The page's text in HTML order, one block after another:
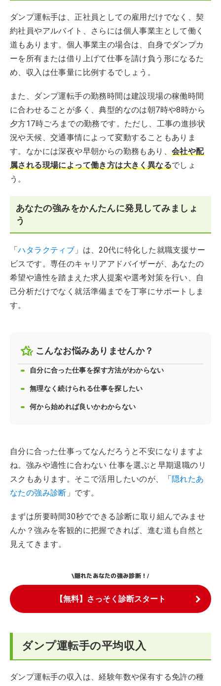
ダンプ運転手は、正社員としての雇用だけでなく、契
約社員やアルバイト、さらには個人事業主として働く
道もあります。個人事業主の場合は、自身でダンプカ
ーを所有または借り上げて仕事を請け負う形になるた
め、収入は仕事量に比例するでしょう。
また、ダンプ運転手の勤務時間は建設現場の稼働時間
に合わせることが多く、典型的なのは朝7時や8時から
夕方17時ごろまでの勤務です。ただし、工事の進捗状
況や天候、交通事情によって変動することもありま
す。なかには深夜や早朝からの勤務もあり、 会社や配
属される現場によって働き方は大きく異なるでしょ
う。
あなたの強みをかんたんに発見してみましょ
う
「ハタラクティブ 」は、20代に特化した就職支援サー
ビスです。専任のキャリアアドバイザーが、あなたの
希望や適性を踏まえた求人提案や選考対策を行い、自
己分析だけでなく就活準備までを丁寧にサポートしま
す。
こんなお悩みありませんか？
自分に合った仕事を探す方法がわからない
無理なく続けられる仕事を探したい
何から始めれば良いかわからない
自分に合った仕事ってなんだろうと不安になりますよ
ね。強みや適性に合わない 仕事を選ぶと早期退職のリ
スクもあります。そこで活用したいのが、「隠れたあ
なたの強み診断 」です。
まずは所要時間30秒でできる診断に取り組んでみませ
んか？強みを客観的に把握できれば、進む道も自然と
見えてきます。
\隠れたあなたの強み診断！/
【無料】さっそく診断スタート
ダンプ運転手の平均収入
ダンプ運転手の収入は、経験年数や保有する免許の種